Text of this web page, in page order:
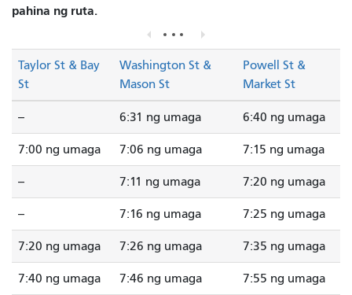
pahina ng ruta.
Taylor St & Bay
St
Washington St &
Mason St
Powell St &
Market St
-- 6:31 ng umaga 6:40 ng umaga
7:00 ng umaga 7:06 ng umaga 7:15 ng umaga
-- 7:11 ng umaga 7:20 ng umaga
-- 7:16 ng umaga 7:25 ng umaga
7:20 ng umaga 7:26 ng umaga 7:35 ng umaga
7:40 ng umaga 7:46 ng umaga 7:55 ng umaga